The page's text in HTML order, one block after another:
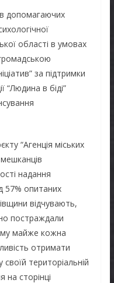
допомагаючих
області в умовах
за підтримки
“Людина в біді”
“Агенція міських
надання
57% опитаних
відчувають,
постраждали
майже кожна
отримати
територіальній
на сторінці